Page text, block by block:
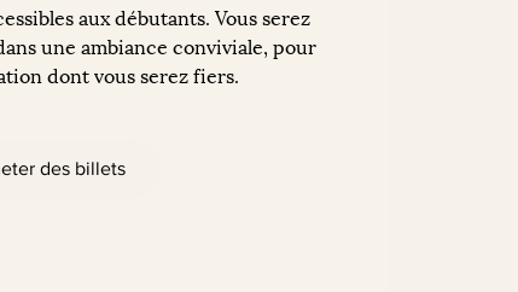
aux débutants. Vous serez
une ambiance conviviale, pour
dont vous serez fiers.
des billets